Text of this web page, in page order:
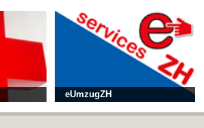
eUmzugZH